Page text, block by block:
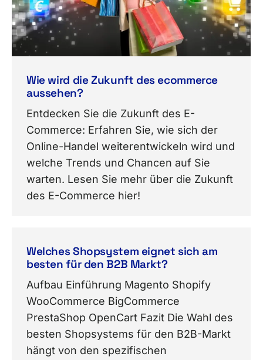
Wie wird die Zukunft des ecommerce
aussehen?
Entdecken Sie die Zukunft des E-
Commerce: Erfahren Sie, wie sich der
Online-Handel weiterentwickeln wird und
welche Trends und Chancen auf Sie
warten. Lesen Sie mehr über die Zukunft
des E-Commerce hier!
Welches Shopsystem eignet sich am
besten für den B2B Markt?
Aufbau Einführung Magento Shopify
WooCommerce BigCommerce
PrestaShop OpenCart Fazit Die Wahl des
besten Shopsystems für den B2B-Markt
hängt von den spezifischen